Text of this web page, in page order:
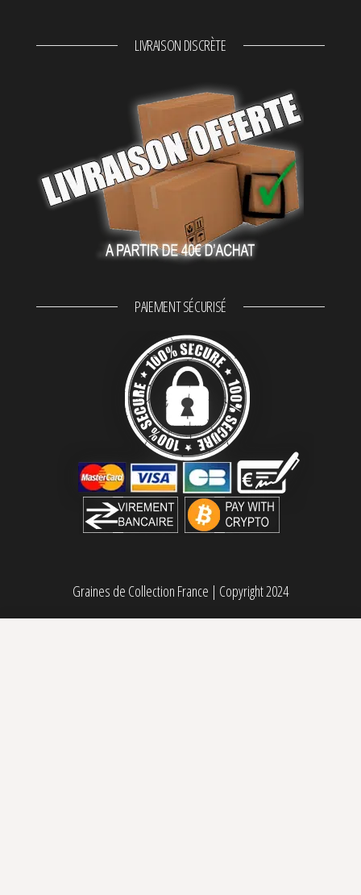
LIVRAISON DISCRÈTE
PAIEMENT SÉCURISÉ
Graines de Collection France | Copyright 2024